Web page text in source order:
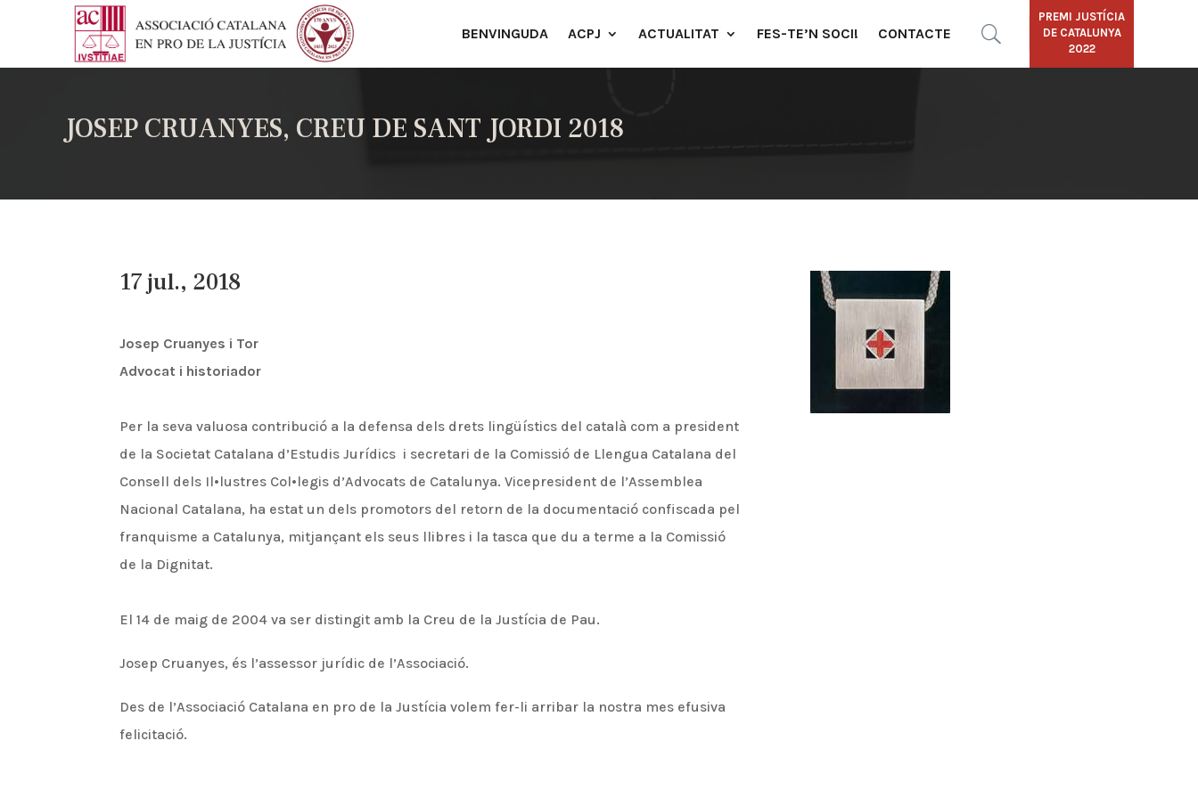
BENVINGUDA ACPJ ACTUALITAT FES-TE’N SOCI! CONTACTE
PREMI JUSTÍCIA
DE CATALUNYA
2022
JOSEP CRUANYES, CREU DE SANT JORDI 2018
17 jul., 2018
Josep Cruanyes i Tor
Advocat i historiador
Per la seva valuosa contribució a la defensa dels drets lingüístics del català com a president
de la Societat Catalana d’Estudis Jurídics i secretari de la Comissió de Llengua Catalana del
Consell dels Il•lustres Col•legis d’Advocats de Catalunya. Vicepresident de l’Assemblea
Nacional Catalana, ha estat un dels promotors del retorn de la documentació confiscada pel
franquisme a Catalunya, mitjançant els seus llibres i la tasca que du a terme a la Comissió
de la Dignitat.
El 14 de maig de 2004 va ser distingit amb la Creu de la Justícia de Pau.
Josep Cruanyes, és l’assessor jurídic de l’Associació.
Des de l’Associació Catalana en pro de la Justícia volem fer-li arribar la nostra mes efusiva
felicitació.